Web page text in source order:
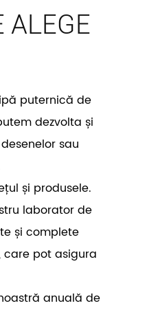
ALEGE
puternică de
dezvolta și
sau
și produsele.
laborator de
și complete
pot asigura
anuală de